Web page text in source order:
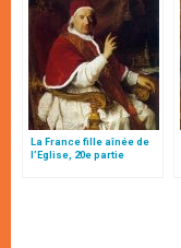
La France fille aînée de
l’Eglise, 20e partie